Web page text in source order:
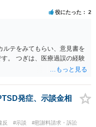
役にたった 2
ルテをみてもらい、意見書を
。 つぎは、医療過誤の経験
発症、示談金相
反 #示談 #慰謝料請求・訴訟